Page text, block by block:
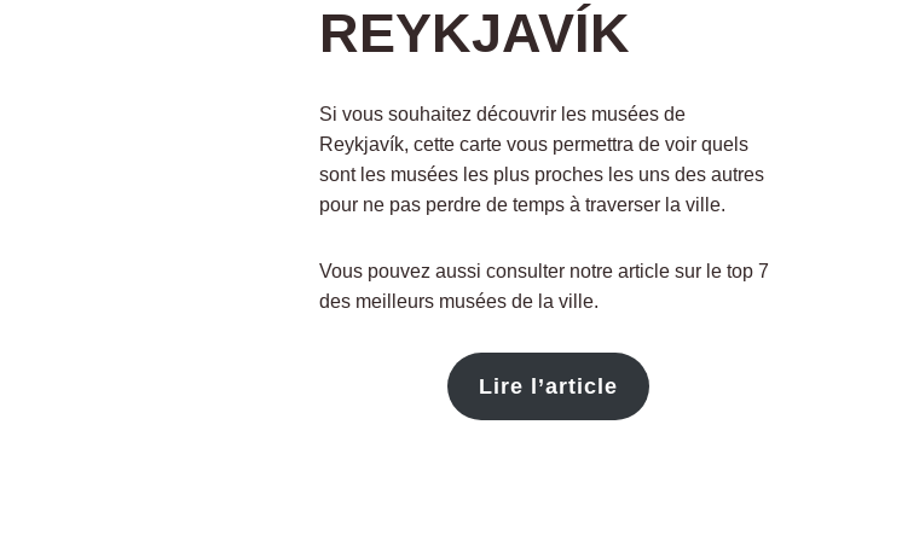
REYKJAVÍK
Si vous souhaitez découvrir les musées de
Reykjavík, cette carte vous permettra de voir quels
sont les musées les plus proches les uns des autres
pour ne pas perdre de temps à traverser la ville.
Vous pouvez aussi consulter notre article sur le top 7
des meilleurs musées de la ville.
Lire l’article